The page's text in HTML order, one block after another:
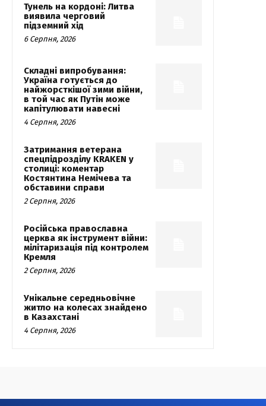
Тунель на кордоні: Литва
виявила черговий
підземний хід
6 Серпня, 2026
Складні випробування:
Україна готується до
найжорсткішої зими війни,
в той час як Путін може
капітулювати навесні
4 Серпня, 2026
Затримання ветерана
спецпідрозділу KRAKEN у
столиці: коментар
Костянтина Немічева та
обставини справи
2 Серпня, 2026
Російська православна
церква як інструмент війни:
мілітаризація під контролем
Кремля
2 Серпня, 2026
Унікальне середньовічне
житло на колесах знайдено
в Казахстані
4 Серпня, 2026